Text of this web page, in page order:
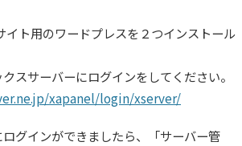
イト用のワードプレスを２つインストール
スサーバーにログインをしてください。
xapanel/login/xserver/
グインができましたら、「サーバー管